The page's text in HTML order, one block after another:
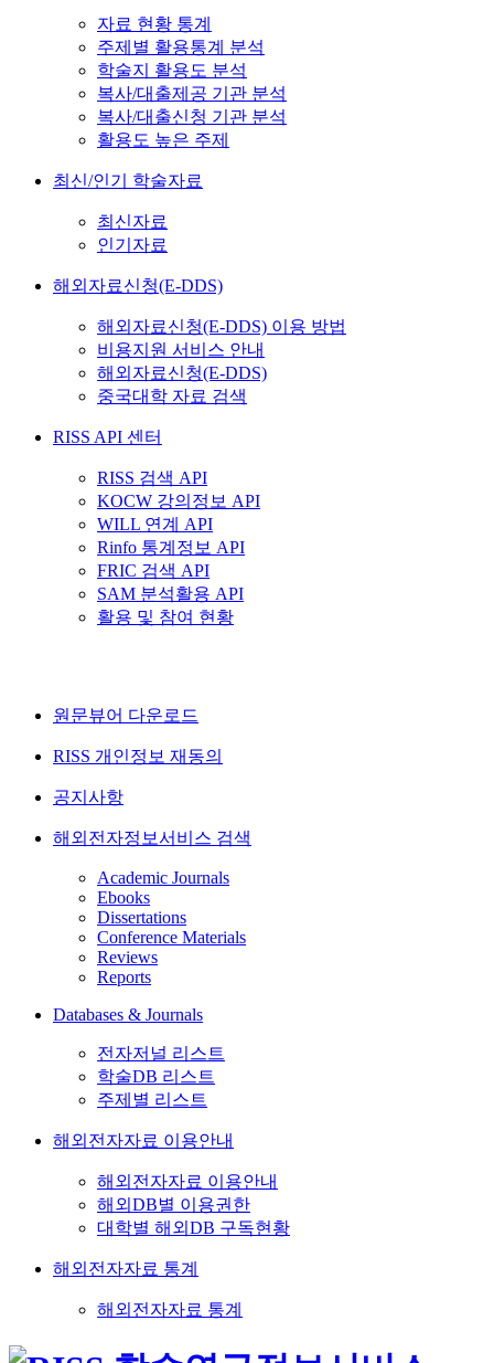
자료 현황 통계
주제별 활용통계 분석
학술지 활용도 분석
복사/대출제공 기관 분석
복사/대출신청 기관 분석
활용도 높은 주제
최신/인기 학술자료
최신자료
인기자료
해외자료신청(E-DDS)
해외자료신청(E-DDS) 이용 방법
비용지원 서비스 안내
해외자료신청(E-DDS)
중국대학 자료 검색
RISS API 센터
RISS 검색 API
KOCW 강의정보 API
WILL 연계 API
Rinfo 통계정보 API
FRIC 검색 API
SAM 분석활용 API
활용 및 참여 현황
원문뷰어 다운로드
RISS 개인정보 재동의
공지사항
해외전자정보서비스 검색
Academic Journals
Ebooks
Dissertations
Conference Materials
Reviews
Reports
Databases & Journals
전자저널 리스트
학술DB 리스트
주제별 리스트
해외전자자료 이용안내
해외전자자료 이용안내
해외DB별 이용권한
대학별 해외DB 구독현황
해외전자자료 통계
해외전자자료 통계